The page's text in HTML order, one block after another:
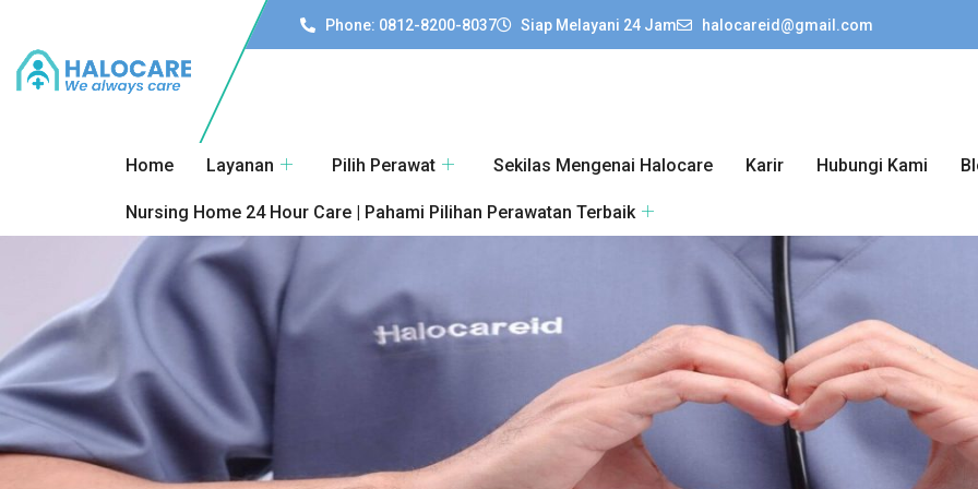
Phone: 0812-8200-8037 Siap Melayani 24 Jam halocareid@gmail.com
Home Layanan Pilih Perawat Sekilas Mengenai Halocare Karir Hubungi Kami
Nursing Home 24 Hour Care | Pahami Pilihan Perawatan Terbaik